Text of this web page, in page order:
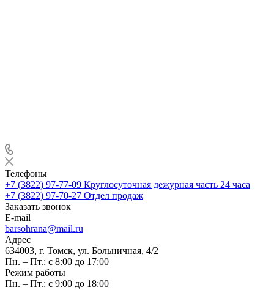
Телефоны
+7 (3822) 97-77-09 Круглосуточная дежурная часть 24 часа
+7 (3822) 97-70-27 Отдел продаж
Заказать звонок
E-mail
barsohrana@mail.ru
Адрес
634003, г. Томск, ул. Больничная, 4/2
Пн. – Пт.: с 8:00 до 17:00
Режим работы
Пн. – Пт.: с 9:00 до 18:00